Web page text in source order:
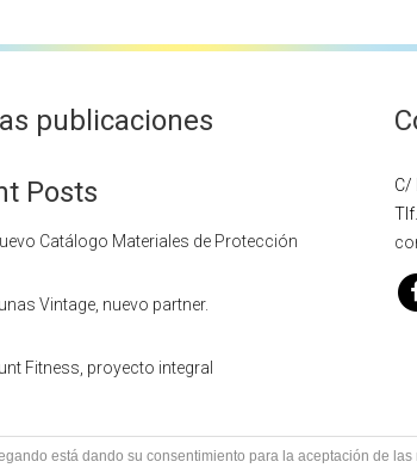
publicaciones
Posts
Catálogo Materiales de Protección
Vintage, nuevo partner.
Fitness, proyecto integral
C/
Tlf.
está dando su consentimiento para la aceptación de